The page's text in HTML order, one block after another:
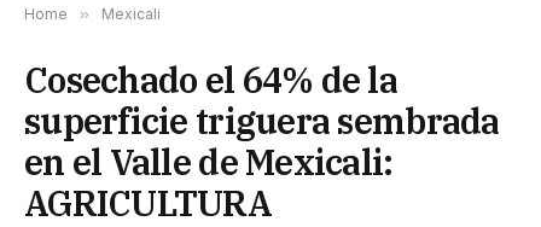
Home » Mexicali
Cosechado el 64% de la
superficie triguera sembrada
en el Valle de Mexicali:
AGRICULTURA